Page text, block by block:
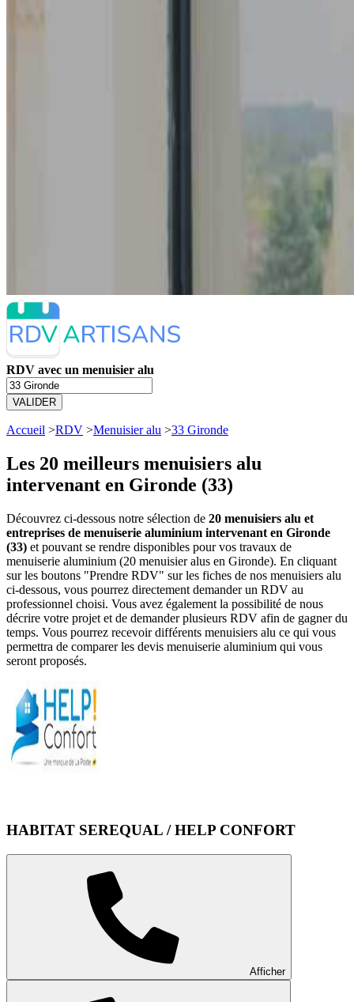
RDV avec un menuisier alu
VALIDER
Accueil >RDV >Menuisier alu >33 Gironde
Les 20 meilleurs menuisiers alu
intervenant en Gironde (33)
Découvrez ci-dessous notre sélection de 20 menuisiers alu et
entreprises de menuiserie aluminium intervenant en Gironde
(33) et pouvant se rendre disponibles pour vos travaux de
menuiserie aluminium (20 menuisier alus en Gironde). En cliquant
sur les boutons "Prendre RDV" sur les fiches de nos menuisiers alu
ci-dessous, vous pourrez directement demander un RDV au
professionnel choisi. Vous avez également la possibilité de nous
décrire votre projet et de demander plusieurs RDV afin de gagner du
temps. Vous pourrez recevoir différents menuisiers alu ce qui vous
permettra de comparer les devis menuiserie aluminium qui vous
seront proposés.
HABITAT SEREQUAL / HELP CONFORT
Afficher